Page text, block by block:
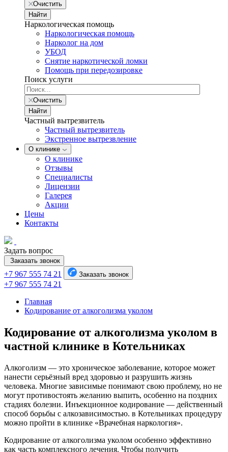
Очистить
Найти
Наркологическая помощь
Наркологическая помощь
Нарколог на дом
УБОД
Снятие наркотической ломки
Помощь при передозировке
Поиск услуги
Очистить
Найти
Частный вытрезвитель
Частный вытрезвитель
Экстренное вытрезвление
О клинике
О клинике
Отзывы
Специалисты
Лицензии
Галерея
Акции
Цены
Контакты
Задать вопрос
Заказать звонок
+7 967 555 74 21 Заказать звонок
+7 967 555 74 21
Главная
Кодирование от алкоголизма уколом
Кодирование от алкоголизма уколом в
частной клинике в Котельниках
Алкоголизм — это хроническое заболевание, которое может
нанести серьёзный вред здоровью и разрушить жизнь
человека. Многие зависимые понимают свою проблему, но не
могут противостоять желанию выпить, особенно на поздних
стадиях болезни. Инъекционное кодирование — действенный
способ борьбы с алкозависимостью. в Котельниках процедуру
можно пройти в клинике «Врачебная наркология».
Кодирование от алкоголизма уколом особенно эффективно
как часть комплексного лечения. Чтобы получить